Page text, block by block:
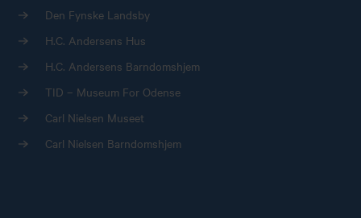
Den Fynske Landsby
H.C. Andersens Hus
H.C. Andersens Barndomshjem
TID – Museum For Odense
Carl Nielsen Museet
Carl Nielsen Barndomshjem